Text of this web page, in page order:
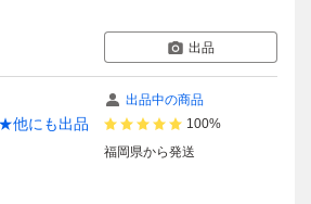
出品
他にも出品
出品中の商品
100%
福岡県から発送